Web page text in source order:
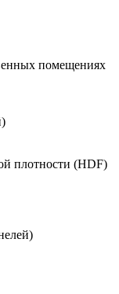
помещениях
плотности (HDF)